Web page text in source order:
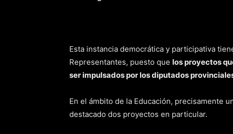
Esta instancia democrática y participativa
Representantes, puesto que los proyectos
ser impulsados por los diputados
En el ámbito de la Educación, precisamente
destacado dos proyectos en particular.